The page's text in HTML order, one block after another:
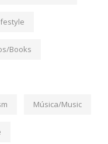
Books
Música/Music